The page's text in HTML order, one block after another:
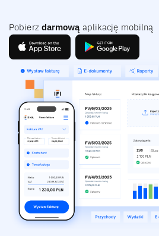
Pobierz darmową aplikację mobilną